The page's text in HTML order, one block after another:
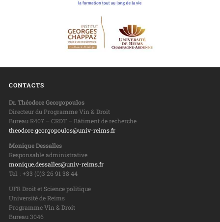
CONTACTS
Dr. Théodore Georgopoulos
Directeur du Programme Vin & Droit
Bureau R407 – CRDT – Bâtiment de recherche
theodore.georgopoulos@univ-reims.fr
Monique Dessalles
Responsable administrative
monique.dessalles@univ-reims.fr
Tel. : +33 (0)3 26 91 38 44
UFR Droit et Science politique
Université de Reims
Programme Vin & Droit
Bureau 3046